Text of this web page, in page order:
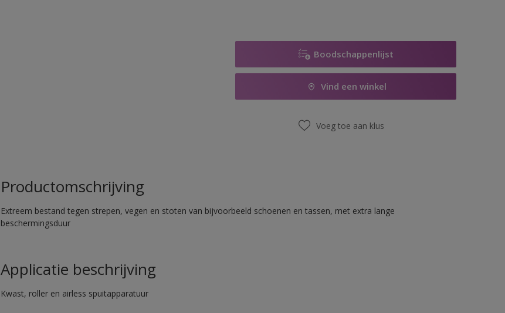
Boodschappenlijst
Vind een winkel
Voeg toe aan klus
Productomschrijving
Extreem bestand tegen strepen, vegen en stoten van bijvoorbeeld schoenen en tassen, met extra lange
beschermingsduur
Applicatie beschrijving
Kwast, roller en airless spuitapparatuur